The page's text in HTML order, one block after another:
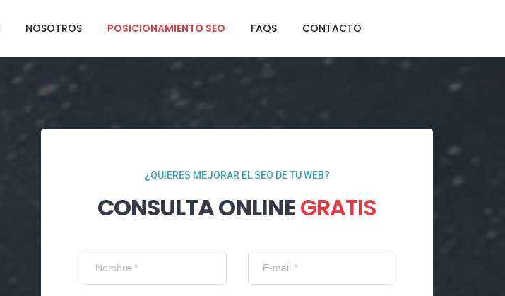
NOSOTROS POSICIONAMIENTO SEO FAQS CONTACTO
¿QUIERES MEJORAR EL SEO DE TU WEB?
CONSULTA ONLINEGRATIS